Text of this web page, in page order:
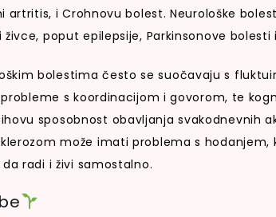
artritis, i Crohnovu bolest. Neurološke
poput epilepsije, Parkinsonove bolesti
bolestima često se suočavaju s
s koordinacijom i govorom, te
sposobnost obavljanja svakodnevnih
može imati problema s
radi i živi samostalno.